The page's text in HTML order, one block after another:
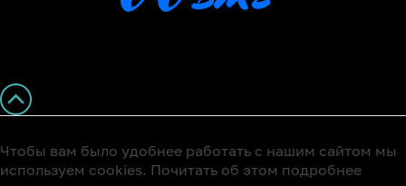
Чтобы вам было удобнее работать с нашим сайтом мы
используем cookies. Почитать об этом подробнее